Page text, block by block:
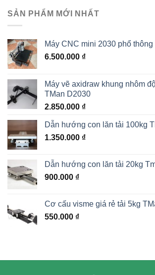
SẢN PHẨM MỚI NHẤT
Máy CNC mini 2030 phổ
6.500.000 ₫
Máy vẽ axidraw khung nhôm
TMan D2030
2.850.000 ₫
Dẫn hướng con lăn tải 100kg
1.350.000 ₫
Dẫn hướng con lăn tải 20kg
900.000 ₫
Cơ cấu visme giá rẻ tải 5kg
550.000 ₫